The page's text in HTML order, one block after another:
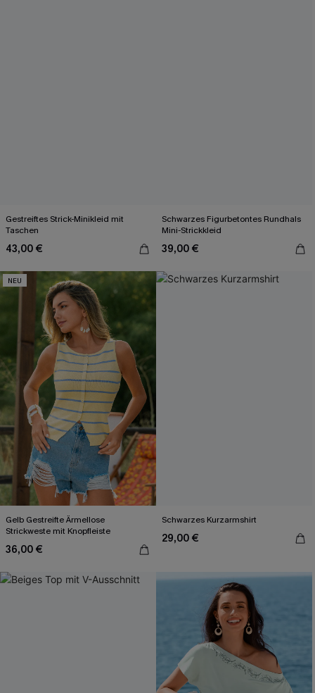
Gestreiftes Strick-Minikleid mit
Taschen
43,00 €
Schwarzes Figurbetontes Rundhals
Mini-Strickkleid
39,00 €
NEU
Gelb Gestreifte Ärmellose
Strickweste mit Knopfleiste
36,00 €
Schwarzes Kurzarmshirt
29,00 €